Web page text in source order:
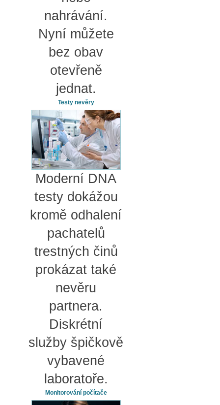
nahrávání.
Nyní můžete
bez obav
otevřeně
jednat.
Testy nevěry
Moderní DNA
testy dokážou
kromě odhalení
pachatelů
trestných činů
prokázat také
nevěru
partnera.
Diskrétní
služby špičkově
vybavené
laboratoře.
Monitorování počítače